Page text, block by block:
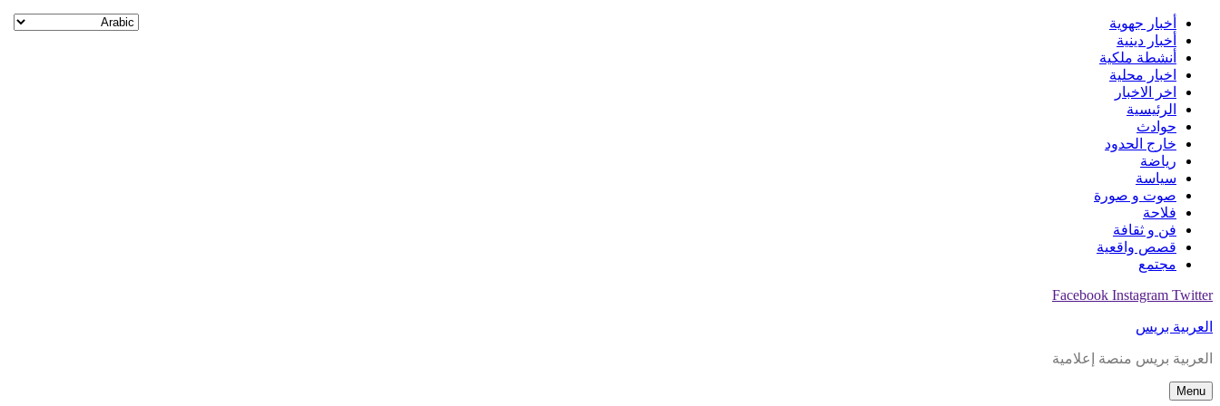
Skip
content
أخبار جهوية
أخبار دينية
أنشطة ملكية
اخبار محلية
اخر الاخبار
الرئيسية
حوادث
خارج الحدود
رياضة
سياسة
صوت و صورة
فلاحة
فن و ثقافة
قصص واقعية
مجتمع
Facebook Instagram Twitter
العربية بريس
العربية بريس منصة إعلامية
Menu